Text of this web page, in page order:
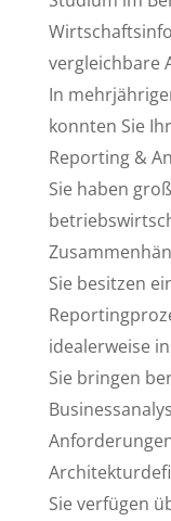
vergleichbare
In
konnten Sie
Reporting &
Sie haben
Sie besitzen
idealerweise
Sie bringen
Sie verfügen